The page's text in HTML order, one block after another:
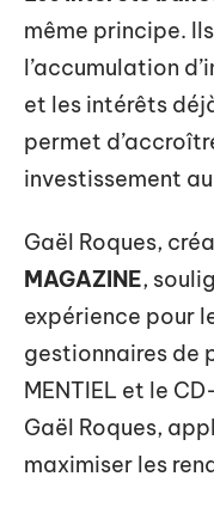
même principe.
l’accumulation
et les intérêts
permet
investissement
Gaël Roques,
MAGAZINE,
expérience pour
gestionnaires de
MENTIEL et le
Gaël Roques,
maximiser les